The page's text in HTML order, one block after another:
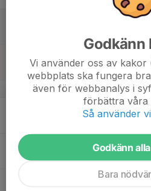
v.34
Måndagsträning
20
Onsdagsträning
Godkänn
Vi använder oss av
webbplats ska fungera
även för webbanalys i
förbättra våra
Så använder
Godkänn
Bara